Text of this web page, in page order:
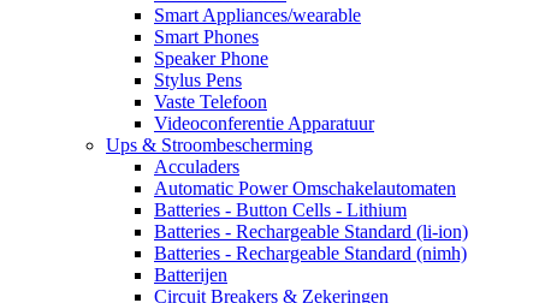
Smart Appliances/wearable
Smart Phones
Speaker Phone
Stylus Pens
Vaste Telefoon
Videoconferentie Apparatuur
Ups & Stroombescherming
Acculaders
Automatic Power Omschakelautomaten
Batteries - Button Cells - Lithium
Batteries - Rechargeable Standard (li-ion)
Batteries - Rechargeable Standard (nimh)
Batterijen
Circuit Breakers & Zekeringen